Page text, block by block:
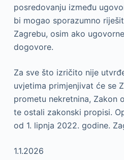
posredovanju između
bi mogao sporazumno
Zagrebu, osim ako
dogovore.
Za sve što izričito nije
uvjetima primjenjivat će se
prometu nekretnina, Zakon
te ostali zakonski propisi.
od 1. lipnja 2022. godine.
1.1.2026